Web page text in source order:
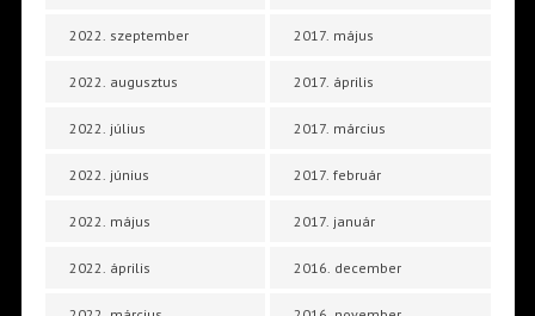
2022. szeptember
2022. augusztus
2022. július
2022. június
2022. május
2022. április
2017. május
2017. április
2017. március
2017. február
2017. január
2016. december